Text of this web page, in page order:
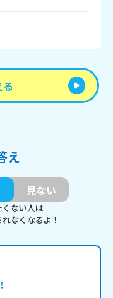
る
え
見ない
ない人は
なくなるよ！